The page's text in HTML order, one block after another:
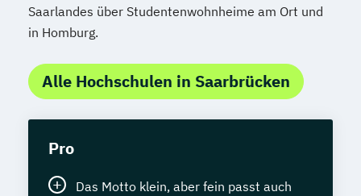
Wirtschaftsingenieurwesen
Wirtschaftsingenieurwesen Medizintechnik
Saarlandes über Studentenwohnheime am Ort und
in Homburg.
Alle Hochschulen in Saarbrücken
Pro
Das Motto klein, aber fein passt auch